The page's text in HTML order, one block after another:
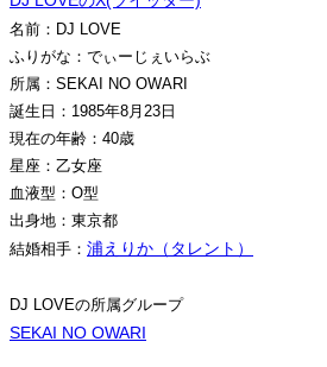
名前：DJ LOVE
ふりがな：でぃーじぇいらぶ
所属：SEKAI NO OWARI
誕生日：1985年8月23日
現在の年齢：40歳
星座：乙女座
血液型：O型
出身地：東京都
結婚相手： 浦えりか（タレント）
DJ LOVEの所属グループ
SEKAI NO OWARI